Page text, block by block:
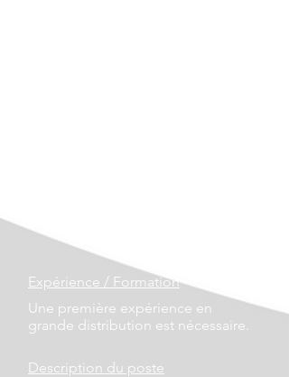
Expérience / Formation
Une première expérience en
grande distribution est nécessaire.
Description du poste